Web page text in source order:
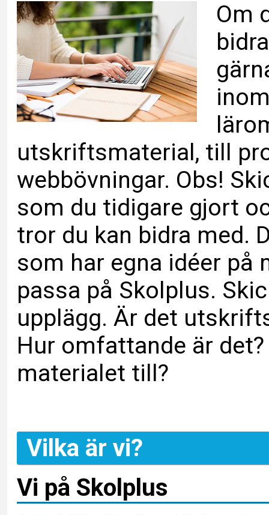
Om
utskriftsmaterial, till
webbövningar. Obs!
som du tidigare gjort
tror du kan bidra med.
som har egna idéer
passa på Skolplus.
upplägg. Är det
Hur omfattande är
materialet till?
Vilka är vi?
Vi på Skolplus